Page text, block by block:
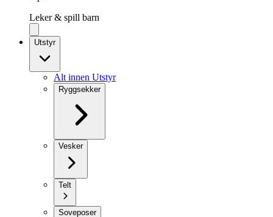
Leker & spill barn
Utstyr
Alt innen Utstyr
Ryggsekker
Vesker
Telt
Soveposer